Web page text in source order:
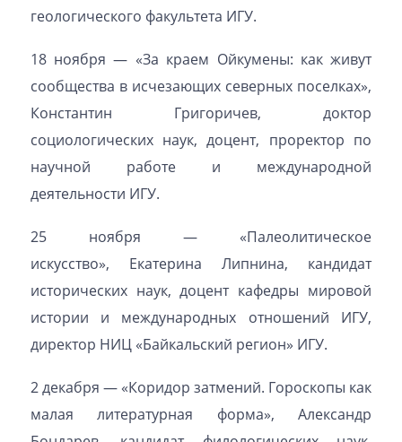
геологического факультета ИГУ.
18 ноября — «За краем Ойкумены: как живут
сообщества в исчезающих северных поселках»,
Константин Григоричев, доктор
социологических наук, доцент, проректор по
научной работе и международной
деятельности ИГУ.
25 ноября — «Палеолитическое
искусство», Екатерина Липнина, кандидат
исторических наук, доцент кафедры мировой
истории и международных отношений ИГУ,
директор НИЦ «Байкальский регион» ИГУ.
2 декабря — «Коридор затмений. Гороскопы как
малая литературная форма», Александр